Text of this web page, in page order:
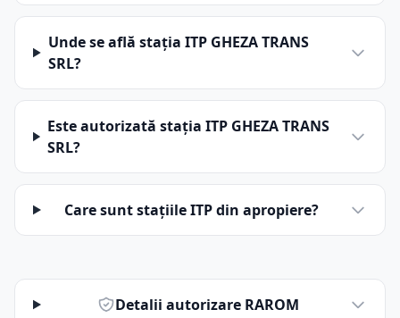
Unde se află stația ITP GHEZA TRANS
SRL?
Este autorizată stația ITP GHEZA TRANS
SRL?
Care sunt stațiile ITP din apropiere?
Detalii autorizare RAROM